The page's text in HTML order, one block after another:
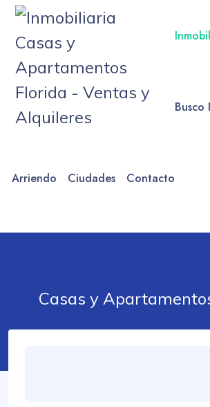
Busco
Arriendo Ciudades Contacto
Casas y